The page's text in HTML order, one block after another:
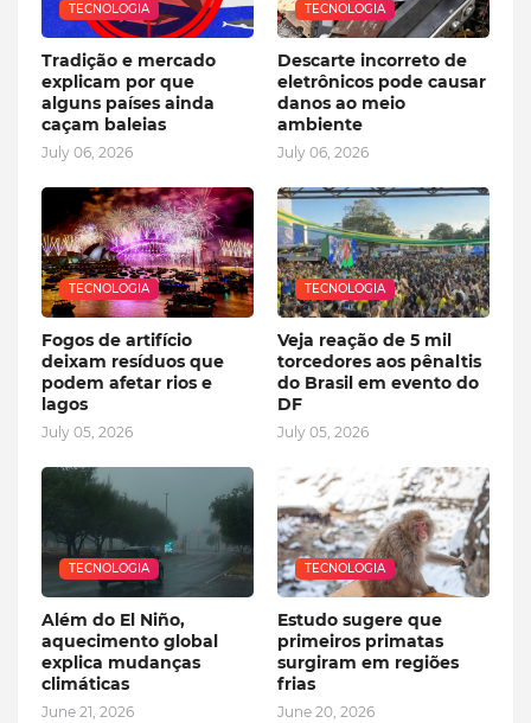
TECNOLOGIA
Tradição e mercado
explicam por que
alguns países ainda
caçam baleias
July 06, 2026
TECNOLOGIA
Descarte incorreto de
eletrônicos pode causar
danos ao meio
ambiente
July 06, 2026
TECNOLOGIA
Fogos de artifício
deixam resíduos que
podem afetar rios e
lagos
July 05, 2026
TECNOLOGIA
Veja reação de 5 mil
torcedores aos pênaltis
do Brasil em evento do
DF
July 05, 2026
TECNOLOGIA
Além do El Niño,
aquecimento global
explica mudanças
climáticas
June 21, 2026
TECNOLOGIA
Estudo sugere que
primeiros primatas
surgiram em regiões
frias
June 20, 2026